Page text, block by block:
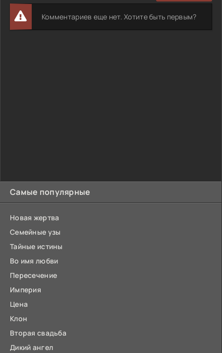
Самые популярные
Новая жертва
Семейные узы
Тайные истины
Во имя любви
Пересечение
Империя
Цена
Клон
Вторая свадьба
Дикий ангел
Комментариев еще нет. Хотите быть первым?